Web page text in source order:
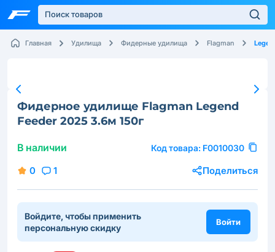
Главная Удилища Фидерные удилища Flagman
Фидерное удилище Flagman Legend
Feeder 2025 3.6м 150г
В наличии Код товара: F0010030
0 1 Поделиться
Войдите, чтобы применить
персональную скидку
Войти